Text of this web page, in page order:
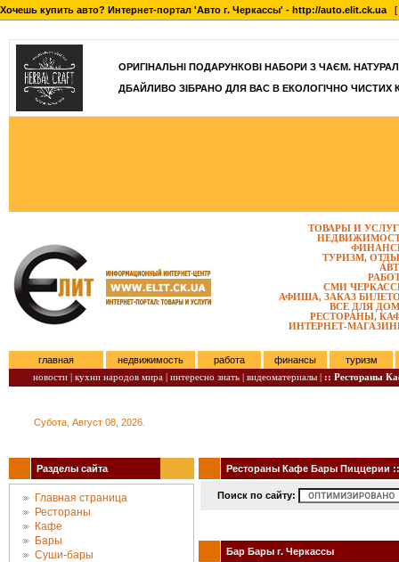
Хочешь купить авто? Интернет-портал 'Авто г. Черкассы' - http://auto.elit.ck.ua [
]
ОРИГІНАЛЬНІ ПОДАРУНКОВІ НАБОРИ З ЧАЄМ.
ДБАЙЛИВО ЗІБРАНО ДЛЯ ВАС В ЕКОЛОГІЧНО ЧИСТИХ
ТОВАРЫ И
ТУРИЗМ,
СМИ
АФИША, ЗАКАЗ
ВСЕ ДЛЯ
РЕСТОРАНЫ,
ИНТЕРНЕТ-
главная недвижимость работа финансы
туризм
новости | кухни народов мира | интересно знать | видеоматериалы | :: Рестораны
Субота, Август 08, 2026.
Разделы сайта
Главная страница
Рестораны
Кафе
Бары
Суши-бары
Рестораны Кафе Бары Пиццерии ::
Поиск по сайту:
Бар Бары г. Черкассы